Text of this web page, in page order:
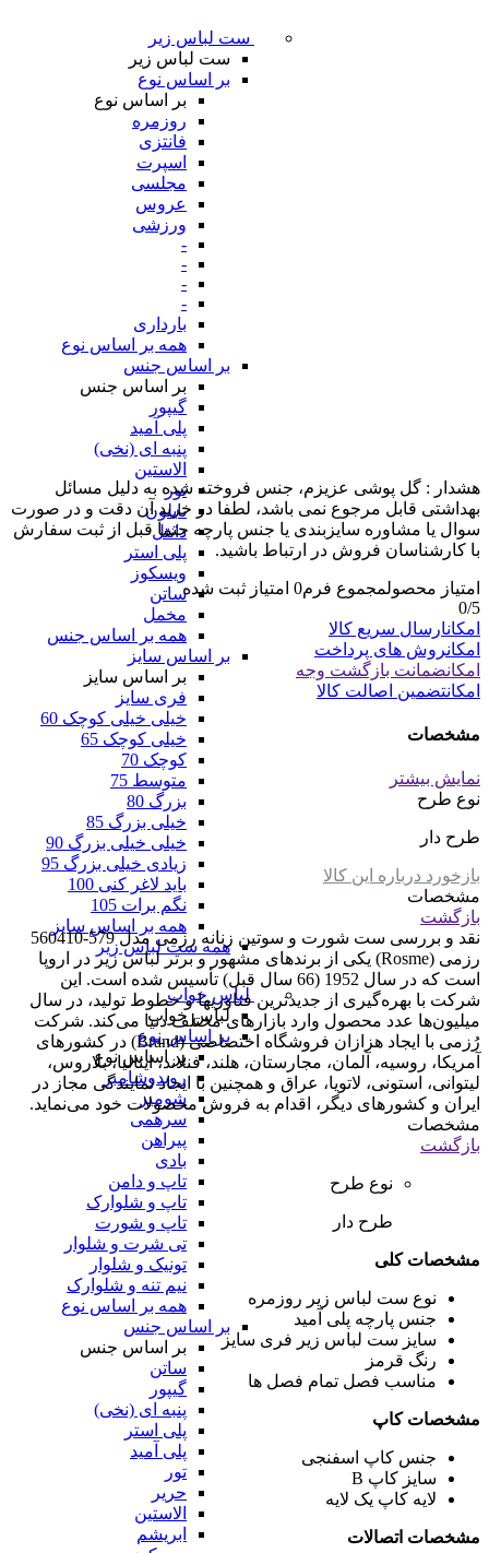
ست لباس زیر
ست لباس زیر
بر اساس نوع
بر اساس نوع
روزمره
فانتزی
اسپرت
مجلسی
عروس
ورزشی
-
-
-
-
بارداری
همه بر اساس نوع
بر اساس جنس
بر اساس جنس
گیپور
پلی آمید
پنبه ای (نخی)
الاستین
تور
نایلون
دانتل
پلی استر
ویسکوز
ساتن
مخمل
همه بر اساس جنس
بر اساس سایز
بر اساس سایز
فری سایز
خیلی خیلی کوچک 60
خیلی کوچک 65
کوچک 70
متوسط 75
بزرگ 80
خیلی بزرگ 85
خیلی خیلی بزرگ 90
زیادی خیلی بزرگ 95
باید لاغر کنی 100
نگم برات 105
همه بر اساس سایز
همه ست لباس زیر
لباس خواب
لباس خواب
بر اساس نوع
بر اساس نوع
روبدوشامبر
شومیز
سرهمی
پیراهن
بادی
تاپ و دامن
تاپ و شلوارک
تاپ و شورت
تی شرت و شلوار
تونیک و شلوار
نیم تنه و شلوارک
همه بر اساس نوع
بر اساس جنس
بر اساس جنس
ساتن
گیپور
پنبه ای (نخی)
پلی استر
پلی آمید
تور
حریر
الاستین
ابریشم
هشدار : گل پوشی عزیزم، جنس فروخته شده به دلیل مسائل
بهداشتی قابل مرجوع نمی باشد، لطفا در خرید آن دقت و در صورت
سوال یا مشاوره سایزبندی یا جنس پارچه حتما قبل از ثبت سفارش
با کارشناسان فروش در ارتباط باشید.
امتیاز محصولمجموع فرم0 امتیاز ثبت شده
0/5
امکانارسال سریع کالا
امکانروش های پرداخت
امکانضمانت بازگشت وجه
امکانتضمین اصالت کالا
مشخصات
نمایش بیشتر
نوع طرح
طرح دار
بازخورد درباره این کالا
مشخصات
بازگشت
نقد و بررسی ست شورت و سوتین زنانه رزمی مدل 579-560410
رزمی (Rosme) یکی از برندهای مشهور و برتر لباس زیر در اروپا
است که در سال 1952 (66 سال قبل) تأسیس شده است. این
شرکت با بهره‌گیری از جدیدترین فناوریها و خطوط تولید، در سال
میلیون‌ها عدد محصول وارد بازارهای مختلف دنیا می‌کند. شرکت
رُزمی با ایجاد هزازان فروشگاه اختصاصی (Brand) در کشورهای
آمریکا، روسیه، آلمان، مجارستان، هلند، فنلاند، ایتالیا، بلاروس،
لیتوانی، استونی، لاتویا، عراق و همچنین با ایجاد نمایندگی مجاز در
ایران و کشورهای دیگر، اقدام به فروش محصولات خود می‌نماید.
مشخصات
بازگشت
نوع طرح
طرح دار
مشخصات کلی
نوع ست لباس زیر روزمره
جنس پارچه پلی آمید
سایز ست لباس زیر فری سایز
رنگ قرمز
مناسب فصل تمام فصل ها
مشخصات کاپ
جنس کاپ اسفنجی
سایز کاپ B
لایه کاپ یک لایه
مشخصات اتصالات